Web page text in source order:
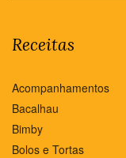
Receitas
Acompanhamentos
Bacalhau
Bimby
Bolos e Tortas